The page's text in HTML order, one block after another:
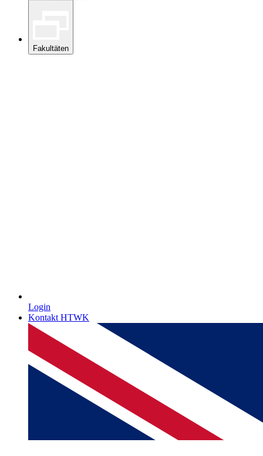
Fakultäten
Login
Kontakt HTWK